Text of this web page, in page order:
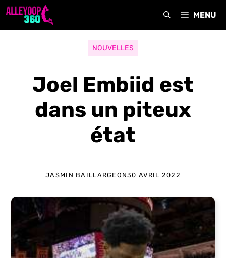
Aller
MENU
NOUVELLES
Joel Embiid est
dans un piteux
état
JASMIN BAILLARGEON30 AVRIL 2022